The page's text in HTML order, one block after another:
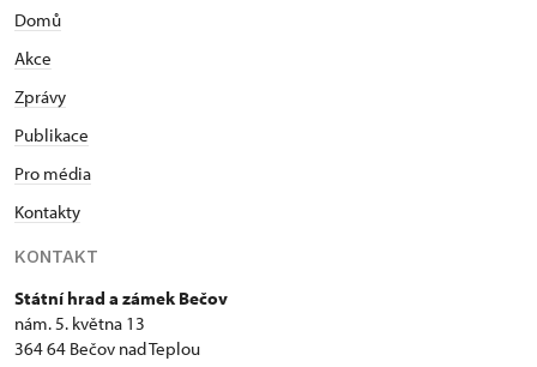
Karlovarský kraj, 2012 vedoucí správy státního
Projektu příkladné obnovy hradu a přilehlých
objektů pro prezentaci památkové péče formou
týkající se archeologie, památkové péče a Bečova
nad Teplou, spoluautor monografií o hradu Bečov a
relikviáři sv. Maura, Iniciátor a spoluautor výstavy
Relikviář sv. Maura na Pražském hradě 2010–2011.
Domů
Akce
Zprávy
Publikace
Pro média
Kontakty
KONTAKT
Státní hrad a zámek Bečov
nám. 5. května 13
364 64 Bečov nad Teplou